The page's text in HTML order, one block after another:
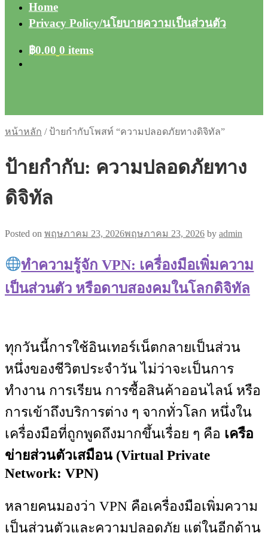
Home
Privacy Policy/นโยบายความเป็นส่วนตัว
฿0.00 0 items
หน้าหลัก / ป้ายกำกับโพสท์ “ความปลอดภัยทางดิจิทัล”
ป้ายกำกับ: ความปลอดภัยทาง
ดิจิทัล
Posted on พฤษภาคม 23, 2026พฤษภาคม 23, 2026 by admin
ทำความรู้จัก VPN: เครื่องมือเพิ่มความ
เป็นส่วนตัว หรือดาบสองคมในโลกดิจิทัล
ทุกวันนี้การใช้อินเทอร์เน็ตกลายเป็นส่วน
หนึ่งของชีวิตประจำวัน ไม่ว่าจะเป็นการ
ทำงาน การเรียน การซื้อสินค้าออนไลน์ หรือ
การเข้าถึงบริการต่าง ๆ จากทั่วโลก หนึ่งใน
เครื่องมือที่ถูกพูดถึงมากขึ้นเรื่อย ๆ คือ เครือ
ข่ายส่วนตัวเสมือน (Virtual Private
Network: VPN)
หลายคนมองว่า VPN คือเครื่องมือเพิ่มความ
เป็นส่วนตัวและความปลอดภัย แต่ในอีกด้าน